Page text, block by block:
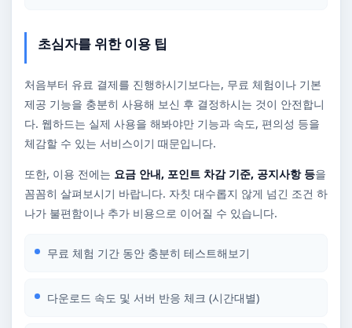
초심자를 위한 이용 팁
처음부터 유료 결제를 진행하시기보다는, 무료 체험이나 기본
제공 기능을 충분히 사용해 보신 후 결정하시는 것이 안전합니
다. 웹하드는 실제 사용을 해봐야만 기능과 속도, 편의성 등을
체감할 수 있는 서비스이기 때문입니다.
또한, 이용 전에는 요금 안내, 포인트 차감 기준, 공지사항 등을
꼼꼼히 살펴보시기 바랍니다. 자칫 대수롭지 않게 넘긴 조건 하
나가 불편함이나 추가 비용으로 이어질 수 있습니다.
무료 체험 기간 동안 충분히 테스트해보기
다운로드 속도 및 서버 반응 체크 (시간대별)